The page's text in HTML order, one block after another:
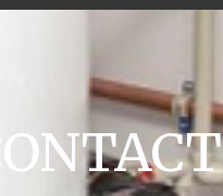
CONTACT